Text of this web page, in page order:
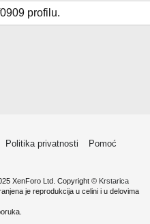
profilu.
Politika privatnosti
Pomoć
XenForo Ltd. Copyright © Krstarica
je reprodukcija u celini i u delovima